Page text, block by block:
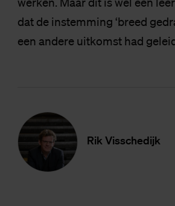
dat de instemming ‘breed
een andere uitkomst had
Rik Vis­sche­dijk